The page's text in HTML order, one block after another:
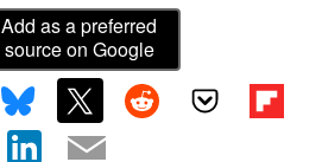
Add as a preferred
source on Google